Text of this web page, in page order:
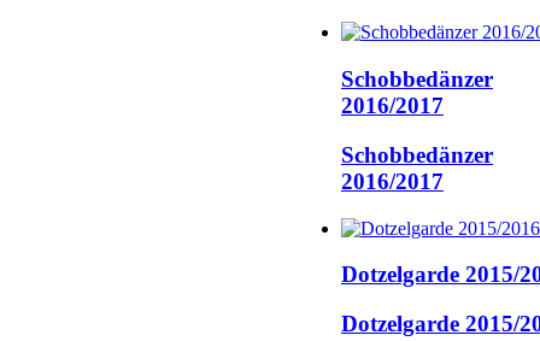
Schobbedänzer
2016/2017
Schobbedänzer
2016/2017
Dotzelgarde 2015/
Dotzelgarde 2015/